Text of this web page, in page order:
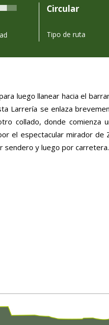
Circular
Tipo de ruta
sendero y luego por carretera.